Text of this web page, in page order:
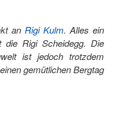
an Rigi Kulm. Alles ein
die Rigi Scheidegg. Die
ist jedoch trotzdem
gemütlichen Bergtag